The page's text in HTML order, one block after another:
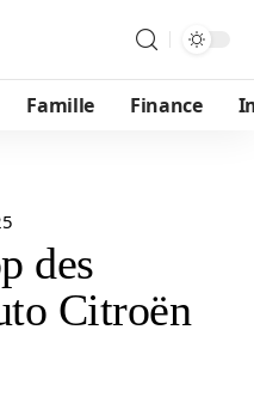
Famille Finance
des
Citroën